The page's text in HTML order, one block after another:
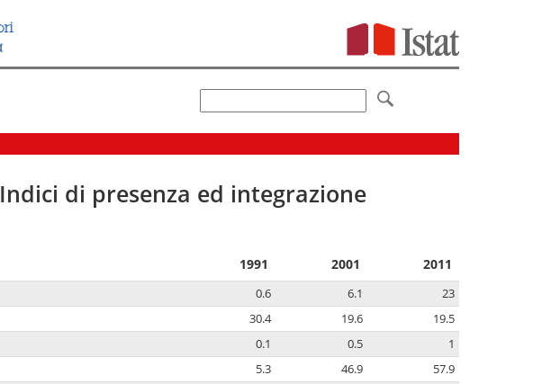
Indici di presenza ed integrazione
1991 2001 2011
0.6 6.1
23
30.4 19.6
19.5
0.1 0.5
1
5.3 46.9
57.9